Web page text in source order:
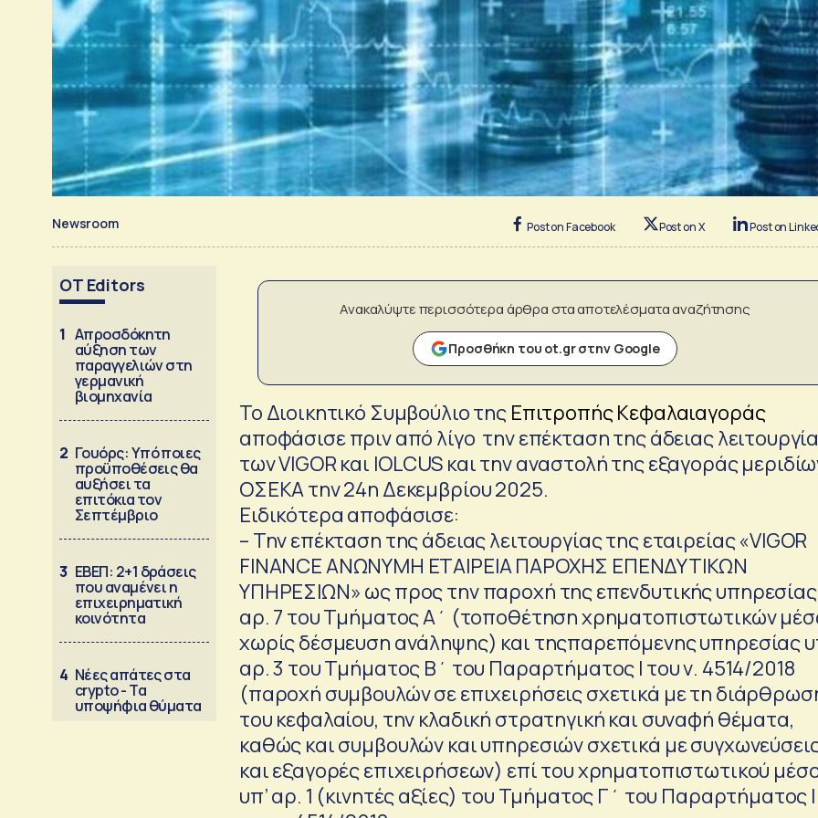
Newsroom Post on Facebook Post on X Post on
OT Editors
1 Απροσδόκητη
αύξηση των
παραγγελιών στη
γερμανική
βιομηχανία
2 Γουόρς: Υπό ποιες
προϋποθέσεις θα
αυξήσει τα
επιτόκια τον
Σεπτέμβριο
3 ΕΒΕΠ: 2+1 δράσεις
που αναμένει η
επιχειρηματική
κοινότητα
4 Νέες απάτες στα
crypto - Τα
υποψήφια θύματα
Ανακαλύψτε περισσότερα άρθρα στα αποτελέσματα αναζήτησης
Προσθήκη του ot.gr στην Google
Το Διοικητικό Συμβούλιο της Επιτροπής Κεφαλαιαγοράς
αποφάσισε πριν από λίγο την επέκταση της άδειας
των VIGOR και IOLCUS και την αναστολή της εξαγοράς
ΟΣΕΚΑ την 24η Δεκεμβρίου 2025.
Ειδικότερα αποφάσισε:
– Την επέκταση της άδειας λειτουργίας της εταιρείας «VIGOR
FINANCE ΑΝΩΝΥΜΗ ΕΤΑΙΡΕΙΑ ΠΑΡΟΧΗΣ ΕΠΕΝΔΥΤΙΚΩΝ
ΥΠΗΡΕΣΙΩΝ» ως προς την παροχή της επενδυτικής υπηρεσίας
αρ. 7 του Τμήματος Α΄ (τοποθέτηση χρηματοπιστωτικών
χωρίς δέσμευση ανάληψης) και τηςπαρεπόμενης υπηρεσίας
αρ. 3 του Τμήματος Β΄ του Παραρτήματος Ι του ν. 4514/2018
(παροχή συμβουλών σε επιχειρήσεις σχετικά με τη
του κεφαλαίου, την κλαδική στρατηγική και συναφή θέματα,
καθώς και συμβουλών και υπηρεσιών σχετικά με
και εξαγορές επιχειρήσεων) επί του χρηματοπιστωτικού
υπ’ αρ. 1 (κινητές αξίες) του Τμήματος Γ΄ του Παραρτήματος Ι